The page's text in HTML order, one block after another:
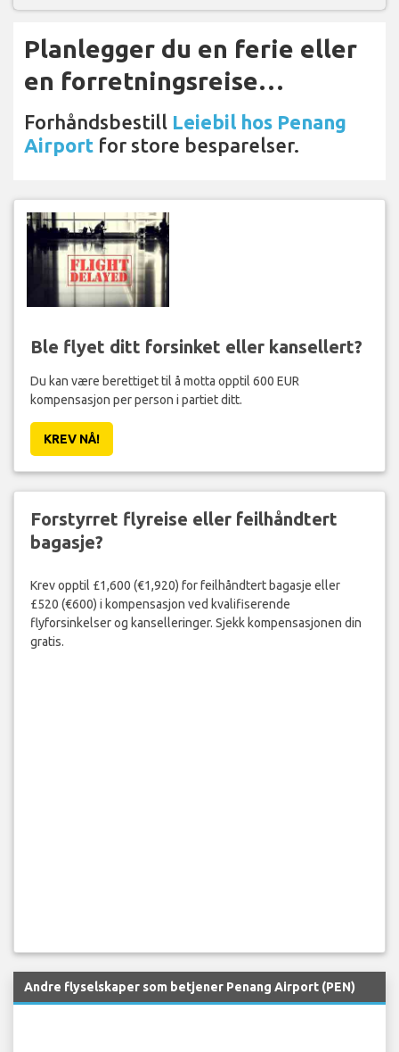
Planlegger du en ferie eller
en forretningsreise…
Forhåndsbestill Leiebil hos Penang
Airport for store besparelser.
Ble flyet ditt forsinket eller kansellert?
Du kan være berettiget til å motta opptil 600 EUR
kompensasjon per person i partiet ditt.
KREV NÅ!
Forstyrret flyreise eller feilhåndtert
bagasje?
Krev opptil £1,600 (€1,920) for feilhåndtert bagasje eller
£520 (€600) i kompensasjon ved kvalifiserende
flyforsinkelser og kanselleringer. Sjekk kompensasjonen din
gratis.
Andre flyselskaper som betjener Penang Airport (PEN)